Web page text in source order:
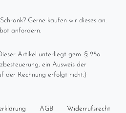
Gerne kaufen wir dieses an.
anfordern.
Artikel unterliegt gem. § 25a
ein Ausweis der
der Rechnung erfolgt nicht.)
AGB Widerrufs­recht